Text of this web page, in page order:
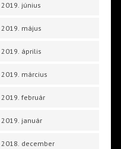
2019. június
2019. május
2019. április
2019. március
2019. február
2019. január
2018. december